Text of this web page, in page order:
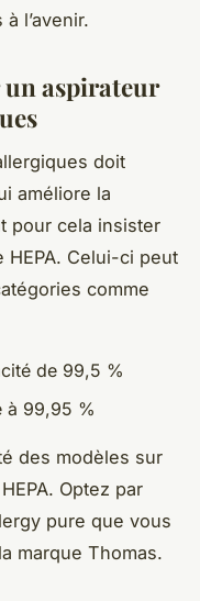
l’avenir.
aspirateur
doit
améliore la
pour cela insister
HEPA. Celui-ci peut
comme
de 99,5 %
à 99,95 %
des modèles sur
Optez par
pure que vous
marque Thomas.